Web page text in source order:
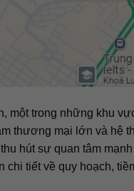
một trong những khu
thương mại lớn và hệ
hút sự quan tâm
chi tiết về quy hoạch,